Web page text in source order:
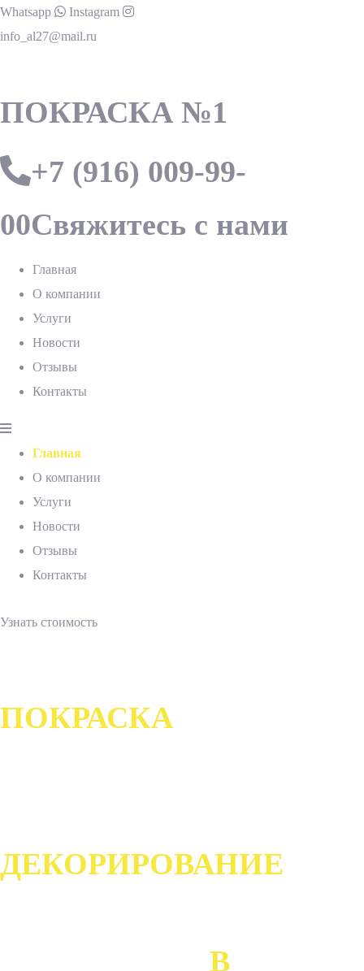
Whatsapp
Instagram
info_al27@mail.ru
ПОКРАСКА №1
+7 (916) 009-99-
00Свяжитесь с нами
Главная
О компании
Услуги
Новости
Отзывы
Контакты
Главная
О компании
Услуги
Новости
Отзывы
Контакты
Узнать стоимость
ПОКРАСКА
ДЕКОРИРОВАНИЕ
В